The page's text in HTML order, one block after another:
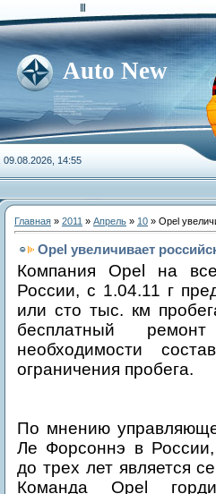
Auto New
09.08.2026, 14:55
Главная » 2011 » Апрель » 10 » Opel
Opel увеличивает
Компания Opel на
России, с 1.04.11 г
или сто тыс. км
бесплатный
необходимости
ограничения пробега.
По мнению
Ле Форсоннэ в России,
до трех лет является
Команда Opel